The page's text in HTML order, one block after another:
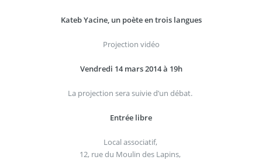
Kateb Yacine, un poète en trois langues
Projection vidéo
Vendredi 14 mars 2014 à 19h
La projection sera suivie d’un débat.
Entrée libre
Local associatif,
12, rue du Moulin des Lapins,